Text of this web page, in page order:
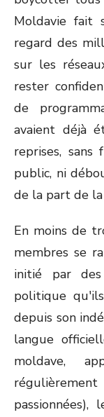
Moldavie fait
regard des
sur les
rester
de
avaient déjà
reprises,
public, ni
de la part de
En moins de
membres se
initié par
politique
depuis son
langue
moldave,
passionnées),